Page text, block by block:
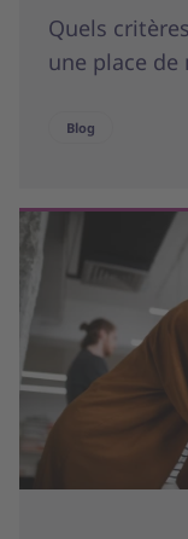
Quels
une place de
Blog